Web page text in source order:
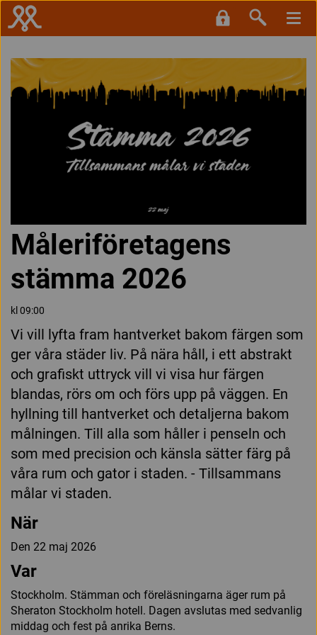
Måleriföretagens
stämma 2026
kl 09:00
Vi vill lyfta fram hantverket bakom färgen som
ger våra städer liv. På nära håll, i ett abstrakt
och grafiskt uttryck vill vi visa hur färgen
blandas, rörs om och förs upp på väggen. En
hyllning till hantverket och detaljerna bakom
målningen. Till alla som håller i penseln och
som med precision och känsla sätter färg på
våra rum och gator i staden. - Tillsammans
målar vi staden.
När
Den 22 maj 2026
Var
Stockholm. Stämman och föreläsningarna äger rum på
Sheraton Stockholm hotell. Dagen avslutas med sedvanlig
middag och fest på anrika Berns.